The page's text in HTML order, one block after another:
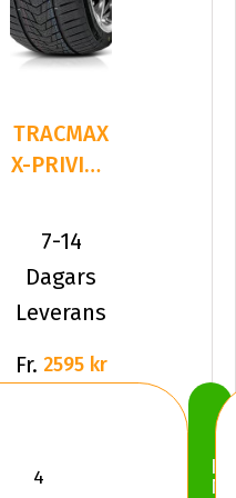
TRACMAX
X-PRIVILO
255/50R20
109 V XL
7-14
Dagars
Leverans
Fr. 2595 kr
Köp
Nu